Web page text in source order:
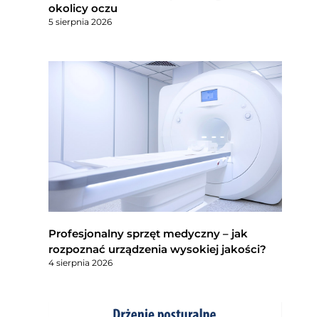
okolicy oczu
5 sierpnia 2026
Profesjonalny sprzęt medyczny – jak
rozpoznać urządzenia wysokiej jakości?
4 sierpnia 2026